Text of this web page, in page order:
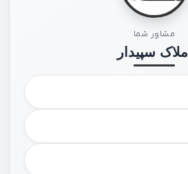
مشاور شما
املاک سپیدار